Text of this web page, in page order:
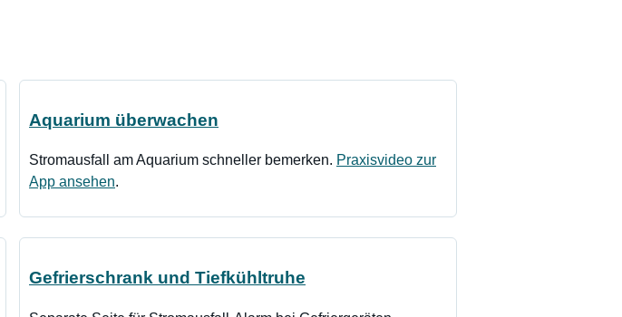
Aquarium überwachen
Stromausfall am Aquarium schneller bemerken. Praxisvideo zur
App ansehen.
Gefrierschrank und Tiefkühltruhe